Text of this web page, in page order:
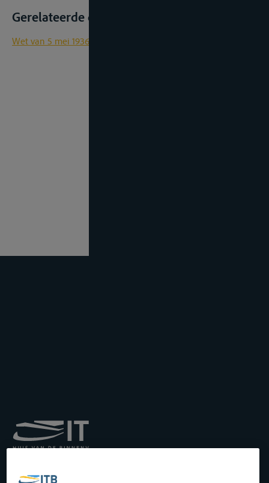
Gerelateerde documenten
Wet van 5 mei 1936 op de binnenbevrachting
Transport by Inland